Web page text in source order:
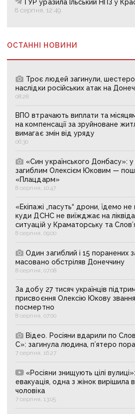
ГУР уразила Ільський НПЗ у
8 серпня, 12:49
ОСТАННІ НОВИНИ
Троє людей загинули, шестеро
наслідки російських атак на
08:28
ВПО втрачають виплати та
на компенсації за зруйноване
вимагає змін від уряду
06:30
«Син українського Донбасу»:
загиблим Олексієм Юковим —
«Плацдарм»
8 серпня, 10:47
«Екіпажі „пасуть“ дрони, їдемо
куди ДСНС не виїжджає на
ситуацій у Краматорську та
8 серпня, 09:00
Один загиблий і 15 поранених
масовано обстріляв Донеччину
8 серпня, 07:08
За добу 27 тисяч українців
присвоєння Олексію Юкову
посмертно
8 серпня, 07:00
Відео. Росіяни вдарили по
С»: загинула людина, п’ятеро
7 серпня, 16:27
«Росіяни знищують цілі
евакуація, одна з жінок вирішила
чоловіка
7 серпня, 13:05